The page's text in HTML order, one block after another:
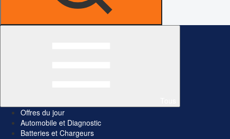
Offres du jour
Automobile et Diagnostic
Batteries et Chargeurs